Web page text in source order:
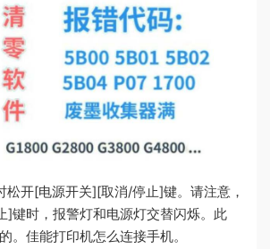
松开[电源开关][取消/停止]键。请注意，
]键时，报警灯和电源灯交替闪烁。此
。佳能打印机怎么连接手机。